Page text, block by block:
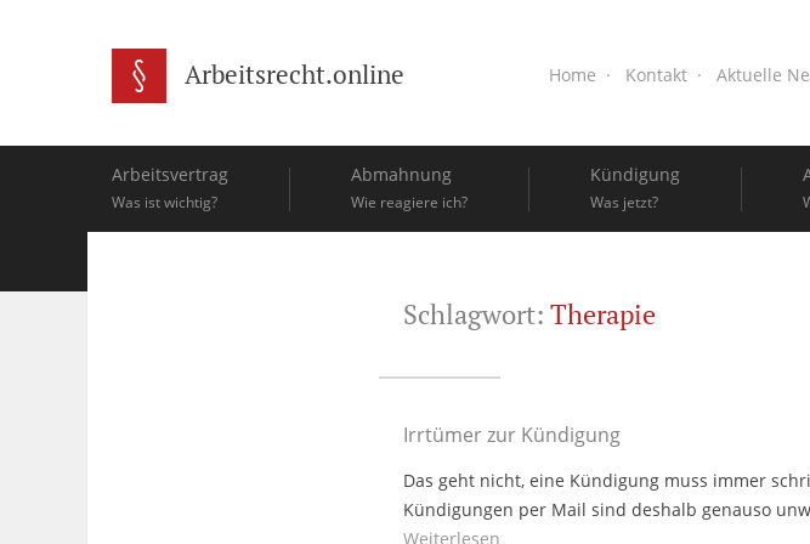
Arbeitsrecht.online Home Kontakt Aktuelle
Arbeitsvertrag
Was ist wichtig?
Abmahnung
Wie reagiere ich?
Kündigung
Was jetzt?
Schlagwort: Therapie
Irrtümer zur Kündigung
Das geht nicht, eine Kündigung muss immer
Kündigungen per Mail sind deshalb genauso
Weiterlesen